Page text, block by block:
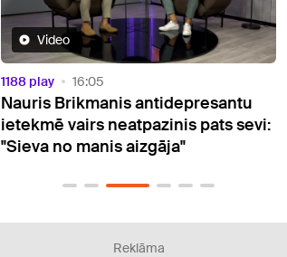
Video
1188 play 16:05
Nauris Brikmanis antidepresantu
ietekmē vairs neatpazinis pats sevi:
"Sieva no manis aizgāja"
Reklāma